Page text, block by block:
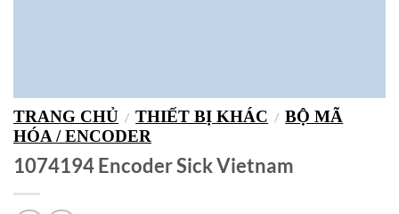
TRANG CHỦ / THIẾT BỊ KHÁC / BỘ MÃ
HÓA / ENCODER
1074194 Encoder Sick Vietnam